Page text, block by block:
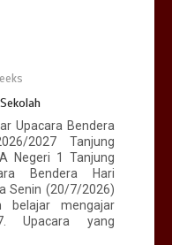
Upacara Bendera
2027 Tanjung
Negeri 1 Tanjung
Bendera Hari
Senin (20/7/2026)
belajar mengajar
Upacara yang